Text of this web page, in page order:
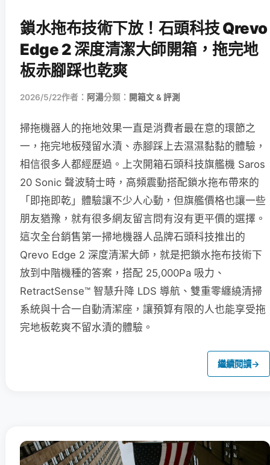
鎖水拖布技術下放！石頭科技 Qrevo
Edge 2 深度清潔大師開箱，拖完地
板赤腳踩也乾爽
2026/5/22作者： 阿湯分類： 開箱文 & 評測
掃拖機器人的拖地效果一直是消費者最在意的環節之
一，拖完地板殘留水漬、赤腳踩上去濕濕黏黏的體驗，
相信很多人都經歷過。上次開箱石頭科技旗艦機 Saros
20 Sonic 聲波騎士時，高頻震動搭配鎖水拖布帶來的
「即拖即乾」體驗讓不少人心動，但旗艦價格也讓一些
朋友猶豫，就有很多網友留言問有沒有更平價的選擇。
這次全台銷售第一掃地機器人品牌石頭科技推出的
Qrevo Edge 2 深度清潔大師，就是把鎖水拖布技術下
放到中階機種的答案，搭配 25,000Pa 吸力、
RetractSense™ 智慧升降 LDS 導航、雙重零纏繞清掃
系統與十合一自動清潔座，讓預算有限的人也能享受拖
完地板乾爽不留水漬的體驗。
繼續閱讀→